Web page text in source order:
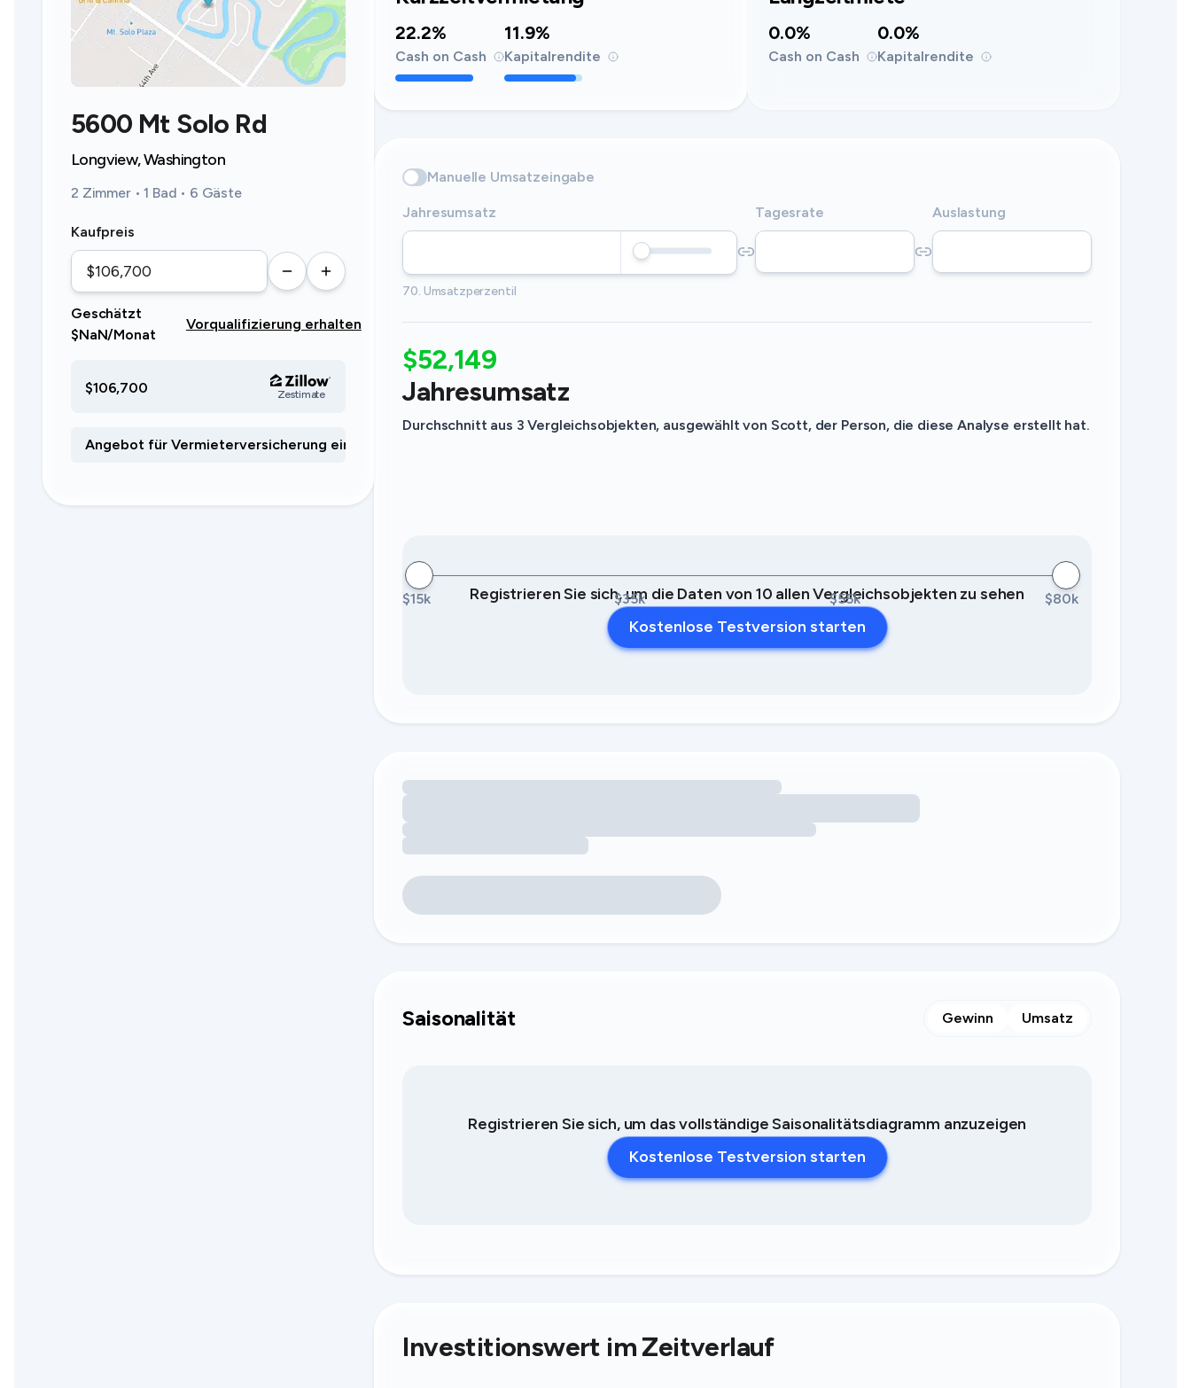
5600 Mt Solo Rd
Longview, Washington
2 Zimmer • 1 Bad • 6 Gäste
Kaufpreis
Geschätzt
$NaN/Monat
Vorqualifizierung erhalten
$106,700 Zestimate
22.2%
Cash on Cash
11.9%
Kapitalrendite
0.0%
Cash on Cash
0.0%
Kapitalrendite
Manuelle Umsatzeingabe
Jahresumsatz Tagesrate Auslastung
70. Umsatzperzentil
$52,149
Jahresumsatz
Durchschnitt aus 3 Vergleichsobjekten, ausgewählt von Scott, der Person, die diese Analyse erstellt hat.
$15k $35k $55k $80k
Registrieren Sie sich, um die Daten von 10 allen Vergleichsobjekten zu sehen
Kostenlose Testversion starten
Umsatzchancen durch Ausstattungsmerkmale werden geladen
Saisonalität Gewinn Umsatz
Registrieren Sie sich, um das vollständige Saisonalitätsdiagramm anzuzeigen
Kostenlose Testversion starten
Investitionswert im Zeitverlauf